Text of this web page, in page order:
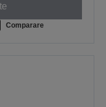
Comparare